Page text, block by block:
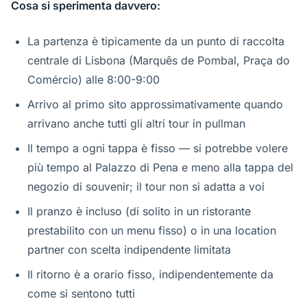
Cosa si sperimenta davvero:
La partenza è tipicamente da un punto di raccolta
centrale di Lisbona (Marquês de Pombal, Praça do
Comércio) alle 8:00-9:00
Arrivo al primo sito approssimativamente quando
arrivano anche tutti gli altri tour in pullman
Il tempo a ogni tappa è fisso — si potrebbe volere
più tempo al Palazzo di Pena e meno alla tappa del
negozio di souvenir; il tour non si adatta a voi
Il pranzo è incluso (di solito in un ristorante
prestabilito con un menu fisso) o in una location
partner con scelta indipendente limitata
Il ritorno è a orario fisso, indipendentemente da
come si sentono tutti